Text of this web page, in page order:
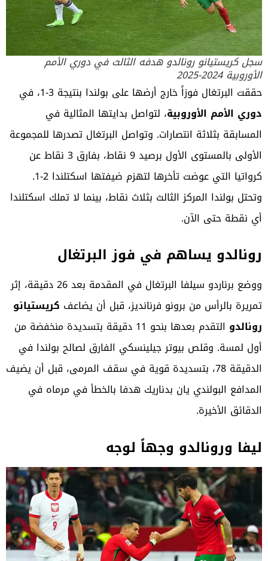
سجل كريستيانو رونالدو هدفه الثالث في دوري الأمم
الأوروبية 2024-2025
حققت البرتغال فوزاً خارج أرضها على بولندا بنتيجة 3-1، في
دوري الأمم الأوروبية، لتواصل بدايتها المثالية في
المسابقة بثلاثة انتصارات. وتواصل البرتغال تصدرها للمجموعة
الأولى بالمستوى الأول برصيد 9 نقاط، بفارق 3 نقاط عن
كرواتيا التي عوضت تأخرها لتهزم ضيفتها اسكتلندا 2-1.
وتحتل بولندا المركز الثالث بثلاث نقاط، بينما لا تملك اسكتلندا
أي نقطة حتى الآن.
رونالدو يساهم في فوز البرتغال
ووضع برناردو سيلفا البرتغال في المقدمة بعد 26 دقيقة، إثر
تمريرة بالرأس من برونو فرنانديز، قبل أن يضاعف كريستيانو
رونالدو
التقدم بعدها بنحو 11 دقيقة بتسديدة منخفضة من
أول لمسة. وقلص بيوتر جيلينسكي الفارق لصالح بولندا في
الدقيقة 78، بتسديدة قوية في سقف المرمى، قبل أن يضيف
المدافع البولندي يان بدناريك هدفا بالخطأ في مرماه في
الدقائق الأخيرة.
ليفا ورونالدو وجهاً لوجه